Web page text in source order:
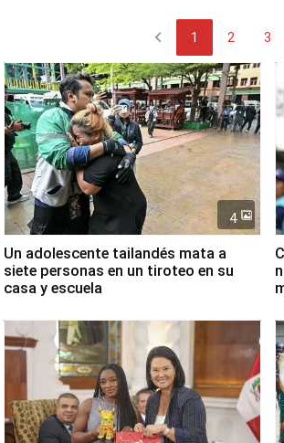
chevron_left 1 2 3
4
Un adolescente tailandés mata a
siete personas en un tiroteo en su
casa y escuela